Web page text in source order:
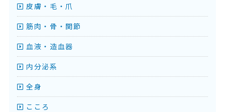
皮膚・毛・爪
筋肉・骨・関節
血液・造血器
内分泌系
全身
こころ